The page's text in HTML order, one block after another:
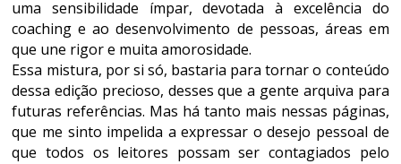
uma sensibilidade ímpar, devotada à excelência do
coaching e ao desenvolvimento de pessoas, áreas em
que une rigor e muita amorosidade.
Essa mistura, por si só, bastaria para tornar o conteúdo
dessa edição precioso, desses que a gente arquiva para
futuras referências. Mas há tanto mais nessas páginas,
que me sinto impelida a expressar o desejo pessoal de
que todos os leitores possam ser contagiados pelo